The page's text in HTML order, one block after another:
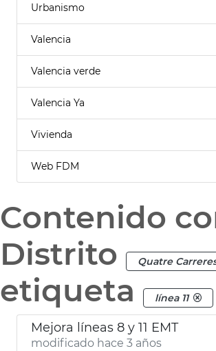
Urbanismo
Valencia
Valencia verde
Valencia Ya
Vivienda
Web FDM
Contenido
Distrito
Quatre
etiqueta
línea 11
Mejora líneas 8 y 11 EMT
modificado hace 3 años